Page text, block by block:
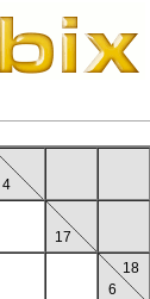
4
17
18
6